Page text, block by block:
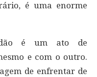
é uma enorme
é um ato de
e com o outro.
de enfrentar de